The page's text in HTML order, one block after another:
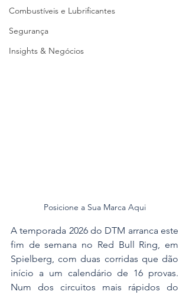
Combustíveis e Lubrificantes
Segurança
Insights & Negócios
Posicione a Sua Marca Aqui
A temporada 2026 do DTM arranca este
fim de semana no Red Bull Ring, em
Spielberg, com duas corridas que dão
início a um calendário de 16 provas.
Num dos circuitos mais rápidos do